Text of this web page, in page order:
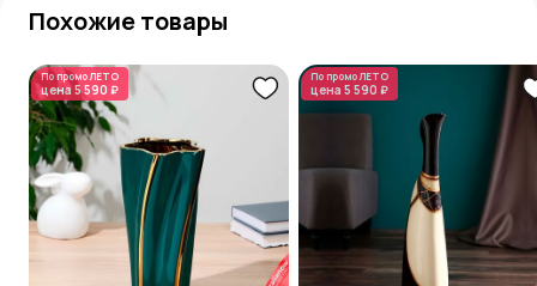
Похожие товары
По промоЛЕТО
цена 5 590 ₽
По промоЛЕТО
цена 5 590 ₽